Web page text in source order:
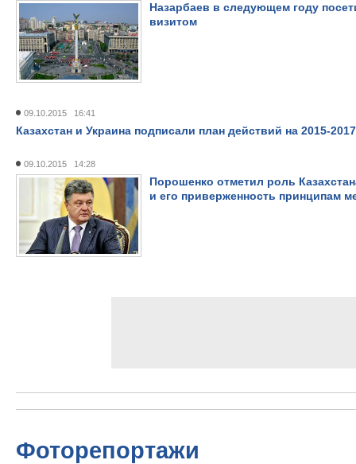
Назарбаев в следующем году
визитом
09.10.2015 16:41
Казахстан и Украина подписали план действий на 2015-
09.10.2015 14:28
Порошенко отметил роль
и его приверженность принципам
Фоторепортажи